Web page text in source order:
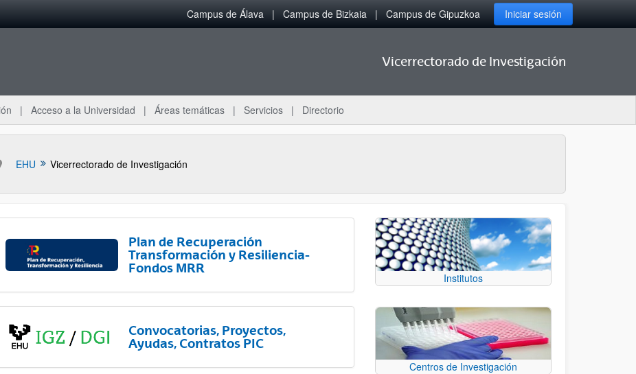
Campus de Álava Campus de Bizkaia Campus de Gipuzkoa Iniciar sesión
Vicerrectorado de Investigación
Acceso a la Universidad Áreas temáticas Servicios Directorio
EHU Vicerrectorado de Investigación
subpáginas
Plan de Recuperación
Transformación y Resiliencia-
Fondos MRR
Convocatorias, Proyectos,
Ayudas, Contratos PIC
Institutos
Centros de Investigación